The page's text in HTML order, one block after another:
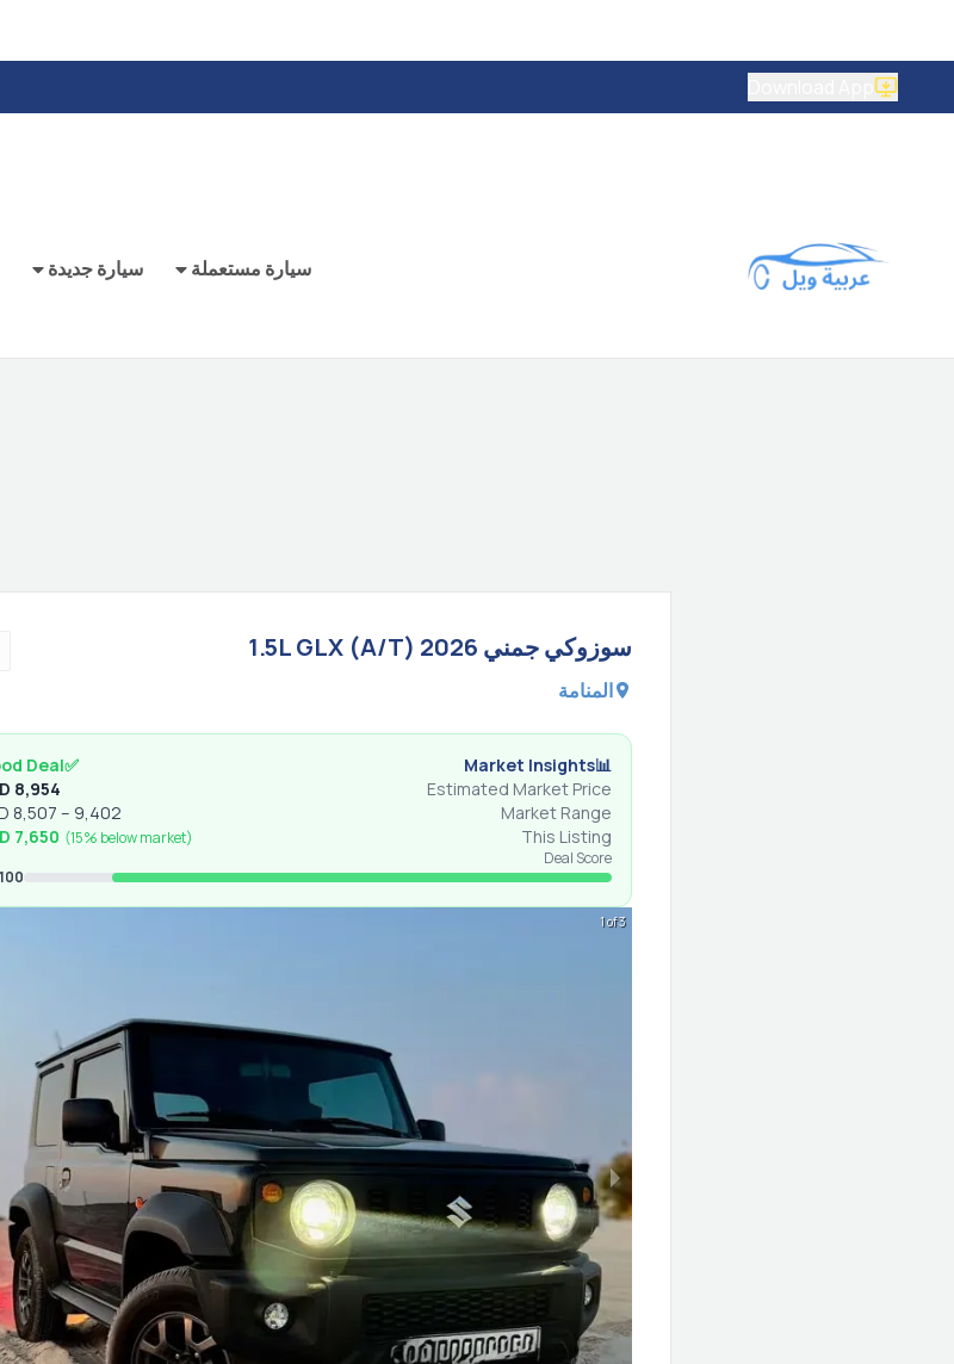
سيارة مستعملة سيارة جديدة
سوزوكيجمني 1.5L GLX (A/T) 2026
المنامة
📊
Market Insights
✅
Deal
Estimated Market Price
8,954
Market Range
8,507 – 9,402
This Listing
7,650 (15% belowmarket)
Deal Score
1 of 3